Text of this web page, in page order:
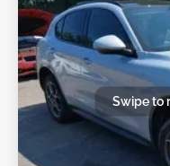
Swipe to